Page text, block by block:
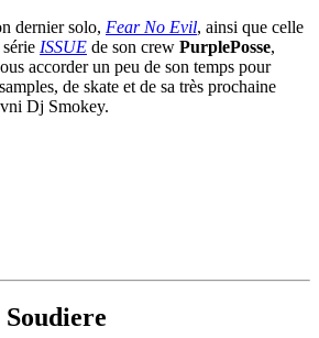
dernier solo, Fear No Evil, ainsi que celle
ISSUE de son crew PurplePosse,
accorder un peu de son temps pour
de skate et de sa très prochaine
Dj Smokey.